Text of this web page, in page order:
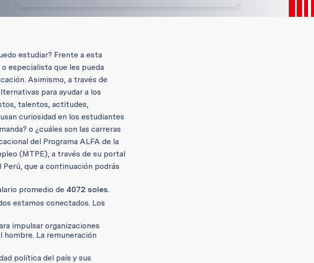
estudiar? Frente a esta
especialista que les pueda
Asimismo, a través de
para ayudar a los
talentos, actitudes,
curiosidad en los estudiantes
o ¿cuáles son las carreras
del Programa ALFA de la
(MTPE), a través de su portal
que a continuación podrás
promedio de 4072 soles.
estamos conectados. Los
impulsar organizaciones
La remuneración
política del país y sus